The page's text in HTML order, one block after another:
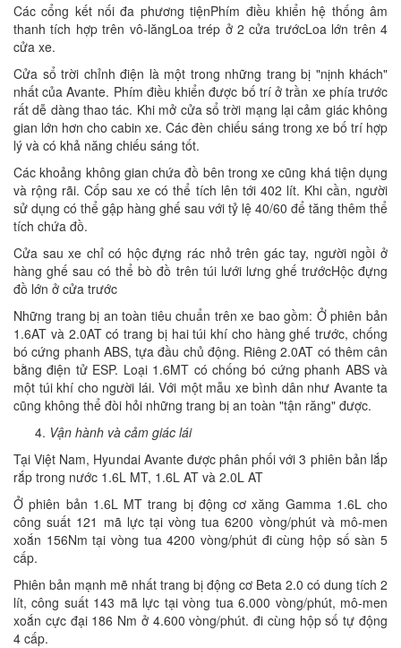
Các cổng kết nối đa phương tiệnPhím điều khiển hệ thống âm
thanh tích hợp trên vô-lăngLoa trép ở 2 cửa trướcLoa lớn trên 4
cửa xe.
Cửa sổ trời chỉnh điện là một trong những trang bị "nịnh khách"
nhất của Avante. Phím điều khiển được bố trí ở trần xe phía trước
rất dễ dàng thao tác. Khi mở cửa sổ trời mạng lại cảm giác không
gian lớn hơn cho cabin xe. Các đèn chiếu sáng trong xe bố trí hợp
lý và có khả năng chiếu sáng tốt.
Các khoảng không gian chứa đồ bên trong xe cũng khá tiện dụng
và rộng rãi. Cốp sau xe có thể tích lên tới 402 lít. Khi cần, người
sử dụng có thể gập hàng ghế sau với tỷ lệ 40/60 để tăng thêm thể
tích chứa đồ.
Cửa sau xe chỉ có hộc đựng rác nhỏ trên gác tay, người ngồi ở
hàng ghế sau có thể bò đồ trên túi lưới lưng ghế trướcHộc đựng
đồ lớn ở cửa trước
Những trang bị an toàn tiêu chuẩn trên xe bao gồm: Ở phiên bản
1.6AT và 2.0AT có trang bị hai túi khí cho hàng ghế trước, chống
bó cứng phanh ABS, tựa đầu chủ động. Riêng 2.0AT có thêm cân
bằng điện tử ESP. Loại 1.6MT có chống bó cứng phanh ABS và
một túi khí cho người lái. Với một mẫu xe bình dân như Avante ta
cũng không thể đòi hỏi những trang bị an toàn "tận răng" được.
Vận hành và cảm giác lái
Tại Việt Nam, Hyundai Avante được phân phối với 3 phiên bản lắp
rắp trong nước 1.6L MT, 1.6L AT và 2.0L AT
Ở phiên bản 1.6L MT trang bị động cơ xăng Gamma 1.6L cho
công suất 121 mã lực tại vòng tua 6200 vòng/phút và mô-men
xoắn 156Nm tại vòng tua 4200 vòng/phút đi cùng hộp số sàn 5
cấp.
Phiên bản mạnh mẽ nhất trang bị động cơ Beta 2.0 có dung tích 2
lít, công suất 143 mã lực tại vòng tua 6.000 vòng/phút, mô-men
xoắn cực đại 186 Nm ở 4.600 vòng/phút. đi cùng hộp số tự động
4 cấp.